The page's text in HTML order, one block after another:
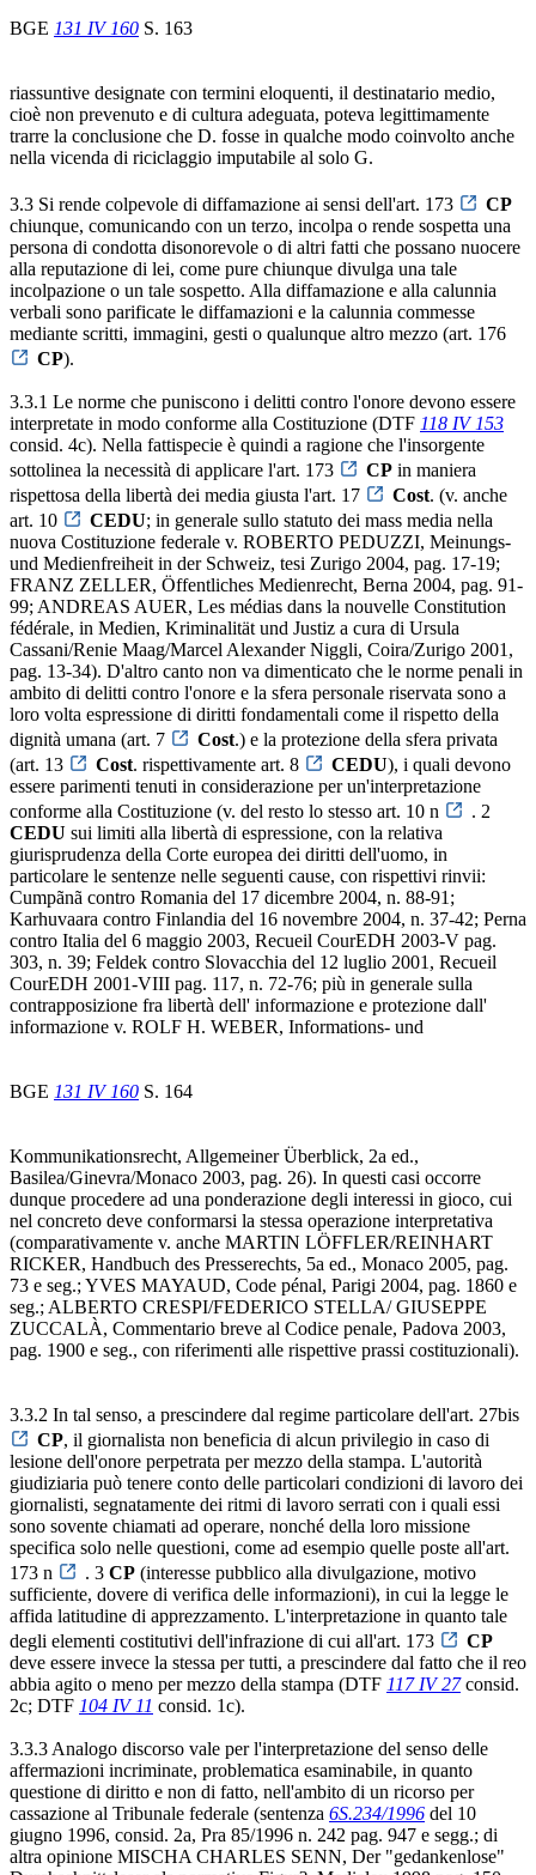
BGE 131 IV 160 S. 163
riassuntive designate con termini eloquenti, il destinatario medio,
cioè non prevenuto e di cultura adeguata, poteva legittimamente
trarre la conclusione che D. fosse in qualche modo coinvolto anche
nella vicenda di riciclaggio imputabile al solo G.
3.3 Si rende colpevole di diffamazione ai sensi dell'art. 173
CP
chiunque, comunicando con un terzo, incolpa o rende sospetta una
persona di condotta disonorevole o di altri fatti che possano nuocere
alla reputazione di lei, come pure chiunque divulga una tale
incolpazione o un tale sospetto. Alla diffamazione e alla calunnia
verbali sono parificate le diffamazioni e la calunnia commesse
mediante scritti, immagini, gesti o qualunque altro mezzo (art. 176
CP).
3.3.1 Le norme che puniscono i delitti contro l'onore devono essere
interpretate in modo conforme alla Costituzione (DTF 118 IV 153
consid. 4c). Nella fattispecie è quindi a ragione che l'insorgente
sottolinea la necessità di applicare l'art. 173
CP in maniera
rispettosa della libertà dei media giusta l'art. 17
Cost. (v. anche
art. 10
CEDU; in generale sullo statuto dei mass media nella
nuova Costituzione federale v. ROBERTO PEDUZZI, Meinungs-
und Medienfreiheit in der Schweiz, tesi Zurigo 2004, pag. 17-19;
FRANZ ZELLER, Öffentliches Medienrecht, Berna 2004, pag. 91-
99; ANDREAS AUER, Les médias dans la nouvelle Constitution
fédérale, in Medien, Kriminalität und Justiz a cura di Ursula
Cassani/Renie Maag/Marcel Alexander Niggli, Coira/Zurigo 2001,
pag. 13-34). D'altro canto non va dimenticato che le norme penali in
ambito di delitti contro l'onore e la sfera personale riservata sono a
loro volta espressione di diritti fondamentali come il rispetto della
dignità umana (art. 7
Cost.) e la protezione della sfera privata
(art. 13
Cost. rispettivamente art. 8 CEDU), i quali devono
essere parimenti tenuti in considerazione per un'interpretazione
conforme alla Costituzione (v. del resto lo stesso art. 10 n
. 2
CEDU sui limiti alla libertà di espressione, con la relativa
giurisprudenza della Corte europea dei diritti dell'uomo, in
particolare le sentenze nelle seguenti cause, con rispettivi rinvii:
Cumpãnã contro Romania del 17 dicembre 2004, n. 88-91;
Karhuvaara contro Finlandia del 16 novembre 2004, n. 37-42; Perna
contro Italia del 6 maggio 2003, Recueil CourEDH 2003-V pag.
303, n. 39; Feldek contro Slovacchia del 12 luglio 2001, Recueil
CourEDH 2001-VIII pag. 117, n. 72-76; più in generale sulla
contrapposizione fra libertà dell' informazione e protezione dall'
informazione v. ROLF H. WEBER, Informations- und
BGE 131 IV 160 S. 164
Kommunikationsrecht, Allgemeiner Überblick, 2a ed.,
Basilea/Ginevra/Monaco 2003, pag. 26). In questi casi occorre
dunque procedere ad una ponderazione degli interessi in gioco, cui
nel concreto deve conformarsi la stessa operazione interpretativa
(comparativamente v. anche MARTIN LÖFFLER/REINHART
RICKER, Handbuch des Presserechts, 5a ed., Monaco 2005, pag.
73 e seg.; YVES MAYAUD, Code pénal, Parigi 2004, pag. 1860 e
seg.; ALBERTO CRESPI/FEDERICO STELLA/ GIUSEPPE
ZUCCALÀ, Commentario breve al Codice penale, Padova 2003,
pag. 1900 e seg., con riferimenti alle rispettive prassi costituzionali).
3.3.2 In tal senso, a prescindere dal regime particolare dell'art. 27bis
CP, il giornalista non beneficia di alcun privilegio in caso di
lesione dell'onore perpetrata per mezzo della stampa. L'autorità
giudiziaria può tenere conto delle particolari condizioni di lavoro dei
giornalisti, segnatamente dei ritmi di lavoro serrati con i quali essi
sono sovente chiamati ad operare, nonché della loro missione
specifica solo nelle questioni, come ad esempio quelle poste all'art.
173 n
. 3 CP (interesse pubblico alla divulgazione, motivo
sufficiente, dovere di verifica delle informazioni), in cui la legge le
affida latitudine di apprezzamento. L'interpretazione in quanto tale
degli elementi costitutivi dell'infrazione di cui all'art. 173
CP
deve essere invece la stessa per tutti, a prescindere dal fatto che il reo
abbia agito o meno per mezzo della stampa (DTF 117 IV 27consid.
2c; DTF 104 IV 11 consid. 1c).
3.3.3 Analogo discorso vale per l'interpretazione del senso delle
affermazioni incriminate, problematica esaminabile, in quanto
questione di diritto e non di fatto, nell'ambito di un ricorso per
cassazione al Tribunale federale (sentenza 6S.234/1996 del 10
giugno 1996, consid. 2a, Pra 85/1996 n. 242 pag. 947 e segg.; di
altra opinione MISCHA CHARLES SENN, Der "gedankenlose"